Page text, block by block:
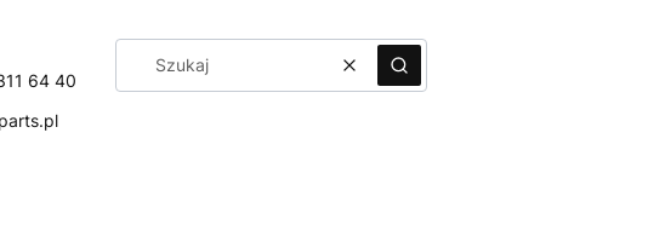
64 40
WyczyśćSzukaj